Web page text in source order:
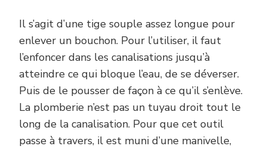
Il s’agit d’une tige souple assez longue pour
enlever un bouchon. Pour l’utiliser, il faut
l’enfoncer dans les canalisations jusqu’à
atteindre ce qui bloque l’eau, de se déverser.
Puis de le pousser de façon à ce qu’il s’enlève.
La plomberie n’est pas un tuyau droit tout le
long de la canalisation. Pour que cet outil
passe à travers, il est muni d’une manivelle,